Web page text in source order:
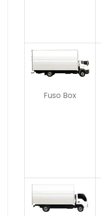
Fuso Box